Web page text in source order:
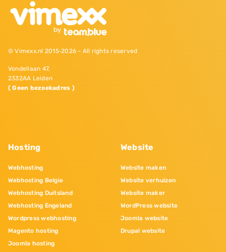
© Vimexx.nl 2015‐2026 - All rights reserved
Vondellaan 47,
2332AA Leiden
( Geen bezoekadres )
Hosting
Webhosting
Webhosting Belgie
Webhosting Duitsland
Webhosting Engeland
Wordpress webhosting
Magento hosting
Joomla hosting
Website
Website maken
Website verhuizen
Website maker
WordPress website
Joomla website
Drupal website